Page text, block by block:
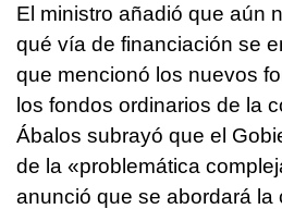
El ministro añadió que aún
qué vía de financiación se
que mencionó los nuevos
los fondos ordinarios de la
Ábalos subrayó que el
de la «problemática
anunció que se abordará la